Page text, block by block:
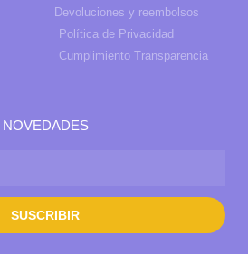
Devoluciones y reembolsos
Política de Privacidad
Cumplimiento Transparencia
SUSCRIBIR